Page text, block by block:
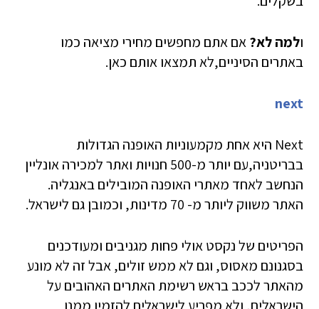
ולמה לא?אם אתם מחפשים מחירי מציאה כמו
באתרים הסיניים,לא תמצאו אותם כאן.
next
Next היא אחת מקמעוניות האופנה הגדולות
בבריטניה,עם יותר מ-500 חנויות ואתר למכירה אונליין
הנחשב לאחד מאתרי האופנה המובילים באנגליה.
האתר משווק ליותר מ- 70 מדינות, וכמובן גם לישראל.
הפריטים של נקסט אולי פחות מגניבים ומעודכנים
בסגנונם מאסוס, וגם לא ממש זולים, אבל זה לא מונע
מהאתר לככב בראש רשימת האתרים האהובים על